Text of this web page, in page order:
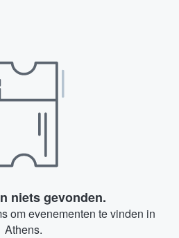
niets gevonden.
om evenementen te vinden in
Athens.